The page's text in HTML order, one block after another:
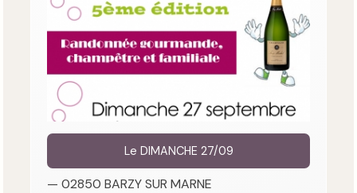
Le DIMANCHE 27/09
— 02850 BARZY SUR MARNE